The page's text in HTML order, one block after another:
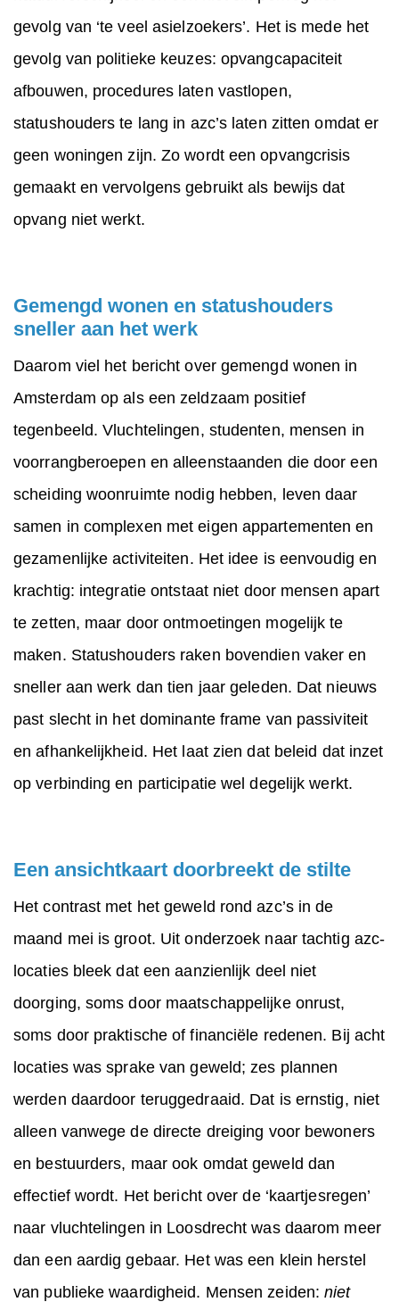
gevolg van ‘te veel asielzoekers’. Het is mede het
gevolg van politieke keuzes: opvangcapaciteit
afbouwen, procedures laten vastlopen,
statushouders te lang in azc’s laten zitten omdat er
geen woningen zijn. Zo wordt een opvangcrisis
gemaakt en vervolgens gebruikt als bewijs dat
opvang niet werkt.
Gemengd wonen en statushouders
sneller aan het werk
Daarom viel het bericht over gemengd wonen in
Amsterdam op als een zeldzaam positief
tegenbeeld. Vluchtelingen, studenten, mensen in
voorrangberoepen en alleenstaanden die door een
scheiding woonruimte nodig hebben, leven daar
samen in complexen met eigen appartementen en
gezamenlijke activiteiten. Het idee is eenvoudig en
krachtig: integratie ontstaat niet door mensen apart
te zetten, maar door ontmoetingen mogelijk te
maken. Statushouders raken bovendien vaker en
sneller aan werk dan tien jaar geleden. Dat nieuws
past slecht in het dominante frame van passiviteit
en afhankelijkheid. Het laat zien dat beleid dat inzet
op verbinding en participatie wel degelijk werkt.
Een ansichtkaart doorbreekt de stilte
Het contrast met het geweld rond azc’s in de
maand mei is groot. Uit onderzoek naar tachtig azc-
locaties bleek dat een aanzienlijk deel niet
doorging, soms door maatschappelijke onrust,
soms door praktische of financiële redenen. Bij acht
locaties was sprake van geweld; zes plannen
werden daardoor teruggedraaid. Dat is ernstig, niet
alleen vanwege de directe dreiging voor bewoners
en bestuurders, maar ook omdat geweld dan
effectief wordt. Het bericht over de ‘kaartjesregen’
naar vluchtelingen in Loosdrecht was daarom meer
dan een aardig gebaar. Het was een klein herstel
van publieke waardigheid. Mensen zeiden:niet